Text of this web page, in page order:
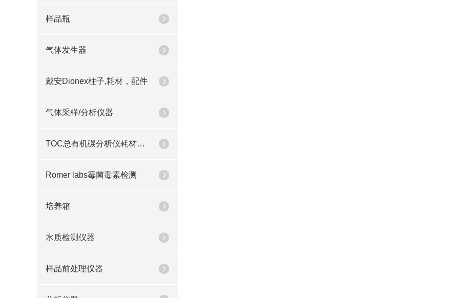
样品瓶
气体发生器
戴安Dionex柱子,耗材，配件
气体采样/分析仪器
TOC总有机碳分析仪耗材配件
Romer labs霉菌毒素检测
培养箱
水质检测仪器
样品前处理仪器